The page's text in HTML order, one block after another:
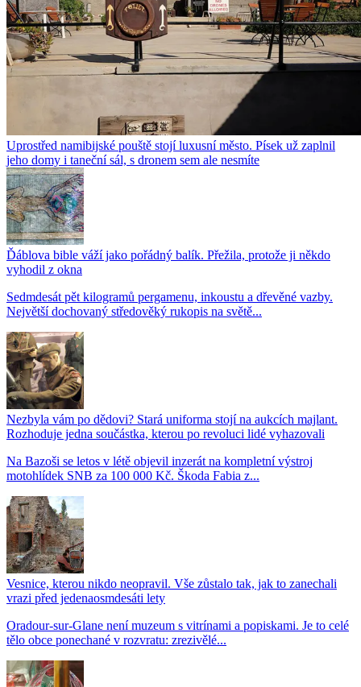
Uprostřed namibijské pouště stojí luxusní město. Písek už zaplnil
jeho domy i taneční sál, s dronem sem ale nesmíte
Ďáblova bible váží jako pořádný balík. Přežila, protože ji někdo
vyhodil z okna
Sedmdesát pět kilogramů pergamenu, inkoustu a dřevěné vazby.
Největší dochovaný středověký rukopis na světě...
Nezbyla vám po dědovi? Stará uniforma stojí na aukcích majlant.
Rozhoduje jedna součástka, kterou po revoluci lidé vyhazovali
Na Bazoši se letos v létě objevil inzerát na kompletní výstroj
motohlídek SNB za 100 000 Kč. Škoda Fabia z...
Vesnice, kterou nikdo neopravil. Vše zůstalo tak, jak to zanechali
vrazi před jedenaosmdesáti lety
Oradour-sur-Glane není muzeum s vitrínami a popiskami. Je to celé
tělo obce ponechané v rozvratu: zrezivělé...